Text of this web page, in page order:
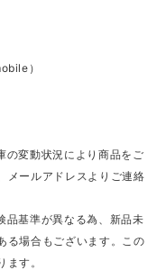
）
の変動状況により商品をご
メールアドレスよりご連絡
品基準が異なる為、新品未
る場合もございます。この
す。